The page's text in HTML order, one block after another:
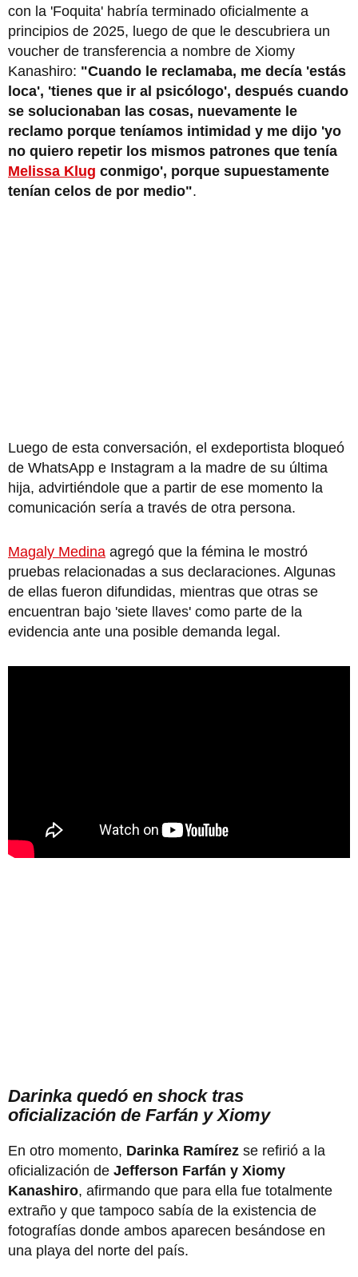
con la 'Foquita' habría terminado oficialmente a
principios de 2025, luego de que le descubriera un
voucher de transferencia a nombre de Xiomy
Kanashiro: "Cuando le reclamaba, me decía 'estás
loca', 'tienes que ir al psicólogo', después cuando
se solucionaban las cosas, nuevamente le
reclamo porque teníamos intimidad y me dijo 'yo
no quiero repetir los mismos patrones que tenía
Melissa Klug conmigo', porque supuestamente
tenían celos de por medio".
Luego de esta conversación, el exdeportista bloqueó
de WhatsApp e Instagram a la madre de su última
hija, advirtiéndole que a partir de ese momento la
comunicación sería a través de otra persona.
Magaly Medina agregó que la fémina le mostró
pruebas relacionadas a sus declaraciones. Algunas
de ellas fueron difundidas, mientras que otras se
encuentran bajo 'siete llaves' como parte de la
evidencia ante una posible demanda legal.
Darinka quedó en shock tras
oficialización de Farfán y Xiomy
En otro momento, Darinka Ramírez se refirió a la
oficialización de Jefferson Farfán y Xiomy
Kanashiro, afirmando que para ella fue totalmente
extraño y que tampoco sabía de la existencia de
fotografías donde ambos aparecen besándose en
una playa del norte del país.